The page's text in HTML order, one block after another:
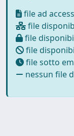
file ad
file
file
file
file sotto
nessun file